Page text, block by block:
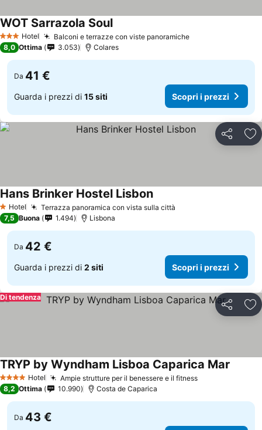
3 StelleHotel Balconi e terrazze con viste panoramiche
WOT Sarrazola Soul
8,0 Ottima 3.053 Colares
Da 41 €
Guarda i prezzi di 15 siti Scopri i prezzi
Condividi
1 Stelle
Hotel Terrazza panoramica con vista sulla città
Hans Brinker Hostel Lisbon
7,5 Buona 1.494 Lisbona
Da 42 €
Guarda i prezzi di 2 siti Scopri i prezzi
Condividi
Di tendenza
4 Stelle Hotel Ampie strutture per il benessere e il fitness
TRYP by Wyndham Lisboa Caparica Mar
8,2 Ottima 10.990 Costa de Caparica
Da 43 €